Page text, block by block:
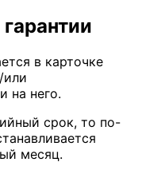
в карточке
или
на него.
срок, то по-
месяц.